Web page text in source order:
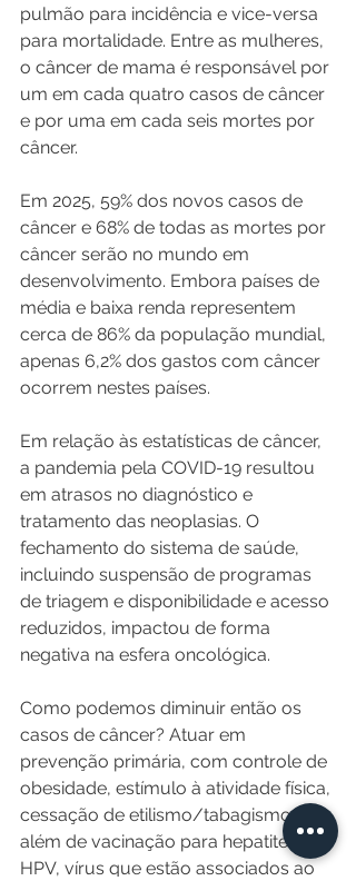
pulmão para incidência e vice-versa
para mortalidade. Entre as mulheres,
o câncer de mama é responsável por
um em cada quatro casos de câncer
e por uma em cada seis mortes por
câncer.
Em 2025, 59% dos novos casos de
câncer e 68% de todas as mortes por
câncer serão no mundo em
desenvolvimento. Embora países de
média e baixa renda representem
cerca de 86% da população mundial,
apenas 6,2% dos gastos com câncer
ocorrem nestes países.
Em relação às estatísticas de câncer,
a pandemia pela COVID-19 resultou
em atrasos no diagnóstico e
tratamento das neoplasias. O
fechamento do sistema de saúde,
incluindo suspensão de programas
de triagem e disponibilidade e acesso
reduzidos, impactou de forma
negativa na esfera oncológica.
Como podemos diminuir então os
casos de câncer? Atuar em
prevenção primária, com controle de
obesidade, estímulo à atividade física,
cessação de etilismo/tabagismo,
além de vacinação para hepatite B e
HPV, vírus que estão associados ao